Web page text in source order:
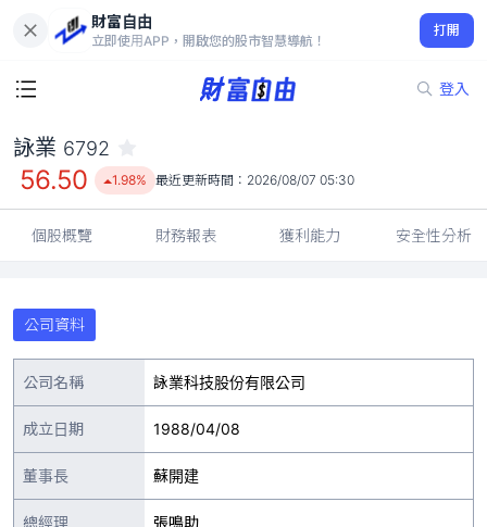
財富自由
立即使用APP，開啟您的股市智慧導航！
打開
登入
56.50
1.98%
詠業 6792
56.50 1.98% 最近更新時間： 2026/08/07 05:30
個股概覽 財務報表 獲利能力 安全性分析
公司資料
公司名稱 詠業科技股份有限公司
成立日期 1988/04/08
董事長 蘇開建
總經理 張鳴助